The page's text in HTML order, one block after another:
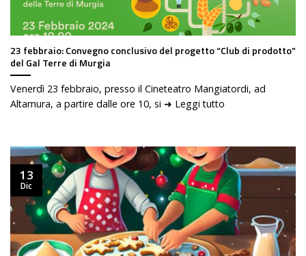
23 febbraio: Convegno conclusivo del progetto “Club di prodotto”
del Gal Terre di Murgia
Venerdì 23 febbraio, presso il Cineteatro Mangiatordi, ad
Altamura, a partire dalle ore 10, si ➜ Leggi tutto
13
Dic